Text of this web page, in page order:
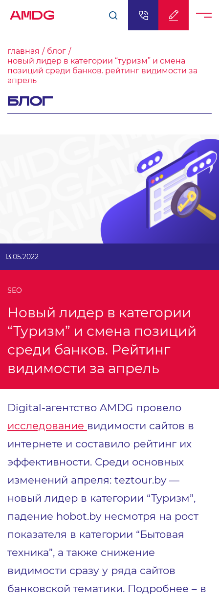
AMDG
главная
блог
новый лидер в категории “туризм” и смена
позиций среди банков. рейтинг видимости за
апрель
БЛОГ
13.05.2022
SEO
Новый лидер в категории
“Туризм” и смена позиций
среди банков. Рейтинг
видимости за апрель
Digital-агентство AMDG провело
исследование видимости сайтов в
интернете и составило рейтинг их
эффективности. Среди основных
изменений апреля: teztour.by ―
новый лидер в категории “Туризм”,
падение hobot.by несмотря на рост
показателя в категории “Бытовая
техника”, а также снижение
видимости сразу у ряда сайтов
банковской тематики. Подробнее – в